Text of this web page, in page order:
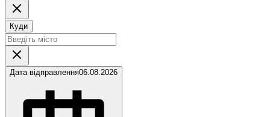
Куди
Дата відправлення06.08.2026